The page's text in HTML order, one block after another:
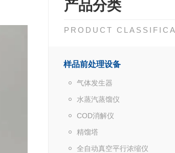
产品分类
PRODUCT
样品前处理设备
气体发生器
水蒸汽蒸馏仪
COD消解仪
精馏塔
全自动真空平行浓缩仪